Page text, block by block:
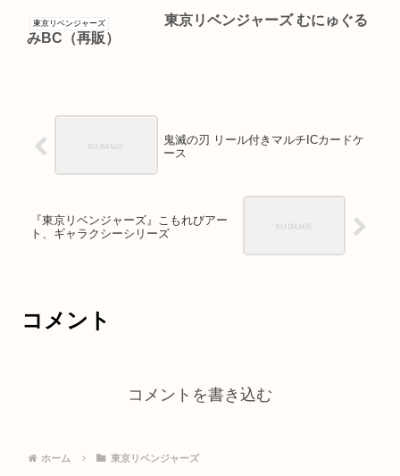
東京リベンジャーズ
東京リベンジャーズ むにゅぐる
みBC（再販）
鬼滅の刃 リール付きマルチICカードケ
ース
『東京リベンジャーズ』こもれびアー
ト、ギャラクシーシリーズ
コメント
コメントを書き込む
ホーム 東京リベンジャーズ